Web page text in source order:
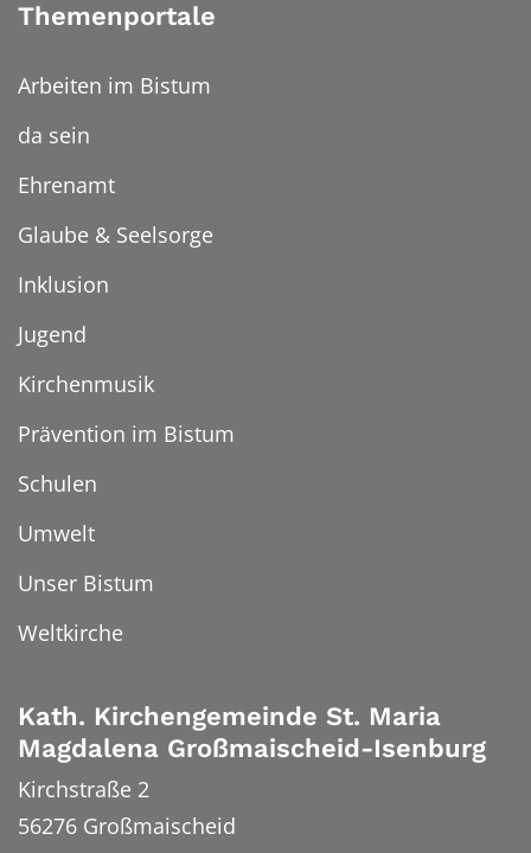
Themenportale
Arbeiten im Bistum
da sein
Ehrenamt
Glaube & Seelsorge
Inklusion
Jugend
Kirchenmusik
Prävention im Bistum
Schulen
Umwelt
Unser Bistum
Weltkirche
Kath. Kirchengemeinde St. Maria
Magdalena Großmaischeid-Isenburg
Kirchstraße 2
56276 Großmaischeid